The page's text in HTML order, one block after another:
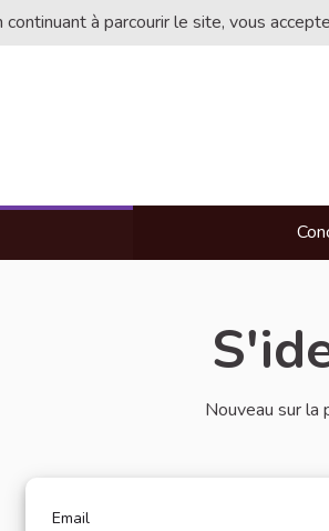
à parcourir le site, vous
Nouveau sur la
Email